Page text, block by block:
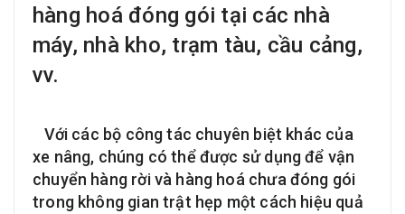
hàng hoá đóng gói tại các nhà
máy, nhà kho, trạm tàu, cầu cảng,
vv.
Với các bộ công tác chuyên biệt khác của
xe nâng, chúng có thể được sử dụng để vận
chuyển hàng rời và hàng hoá chưa đóng gói
trong không gian trật hẹp một cách hiệu quả